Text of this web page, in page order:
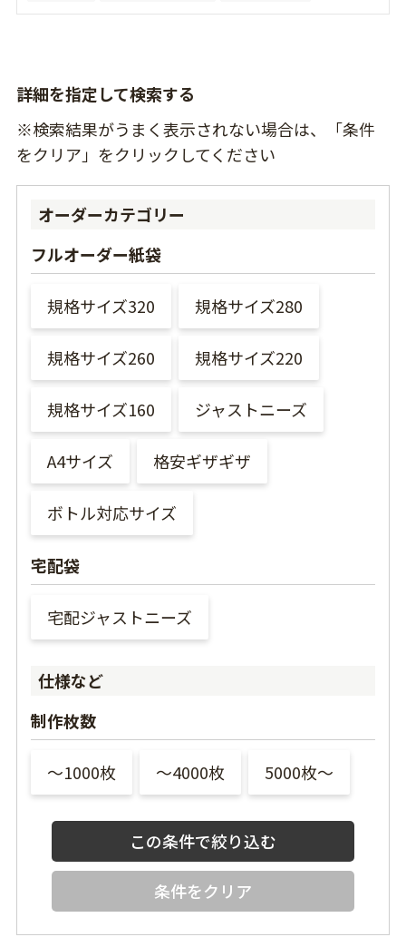
詳細を指定して検索する
※検索結果がうまく表示されない場合は、「条件
をクリア」をクリックしてください
オーダーカテゴリー
フルオーダー紙袋
規格サイズ320 規格サイズ280
規格サイズ260 規格サイズ220
規格サイズ160 ジャストニーズ
A4サイズ 格安ギザギザ
ボトル対応サイズ
宅配袋
宅配ジャストニーズ
仕様など
制作枚数
〜1000枚 〜4000枚 5000枚〜
条件をクリア